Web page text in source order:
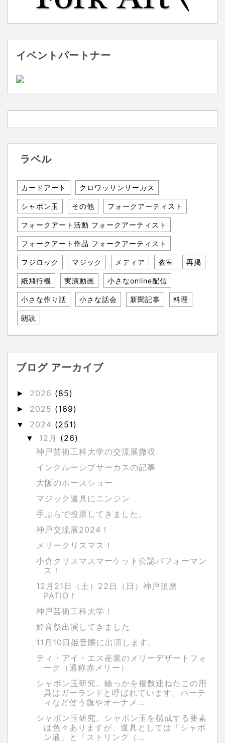
イベントパートナー
ラベル
カードアート クロワッサンサーカス
シャボン玉 その他 フォークアーティスト
フォークアート活動 フォークアーティスト
フォークアート作品 フォークアーティスト
フジロック マジック メディア 教室 再掲
紙飛行機 実演動画 小さなonline配信
小さな作り話 小さな話会 新聞記事 料理
朗読
ブログ アーカイブ
► 2026 (85)
► 2025 (169)
▼ 2024 (251)
▼ 12月 (26)
神戸芸術工科大学の交流展撤収
インクルーシブサーカスの記事
大阪のホースショー
マジック道具にニンジン
手ぶらで投票してきました。
神戸交流展2024！
メリークリスマス！
小倉クリスマスマーケット公認パフォーマン
ス！
12月21日（土）22日（日）神戸須磨
PATIO！
神戸芸術工科大学！
姫音祭出演してきました
11月10日姫音際に出演します。
ティ・アイ・エス産業のメリーデザートフォ
ーク（通称赤メリー）
シャボン玉研究。輪っかを複数連ねたこの用
具はガーランドと呼ばれています。パーテ
ィなど使う旗やオーナメ...
シャボン玉研究。シャボン玉を構成する要素
は色々ありますが、道具としては「シャボ
ン液」と「ストリング（...